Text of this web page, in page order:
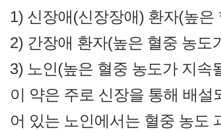
1) 신장애(신장장애) 환자(높
2) 간장애 환자(높은 혈중 농도
3) 노인(높은 혈중 농도가 지속
이 약은 주로 신장을 통해 배
어 있는 노인에서는 혈중 농도